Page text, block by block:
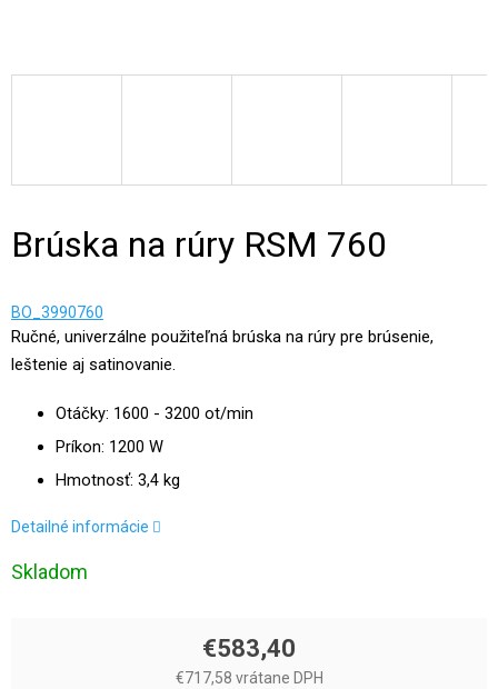
Brúska na rúry RSM 760
BO_3990760
Ručné, univerzálne použiteľná brúska na rúry pre brúsenie,
leštenie aj satinovanie.
Otáčky: 1600 - 3200 ot/min
Príkon: 1200 W
Hmotnosť: 3,4 kg
Detailné informácie
Skladom
€583,40
€717,58 vrátane DPH